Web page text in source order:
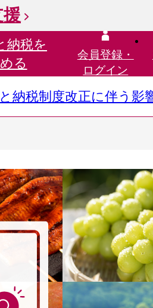
援
納税を
る
会員登録・
ログイン
納税制度改正に伴う影